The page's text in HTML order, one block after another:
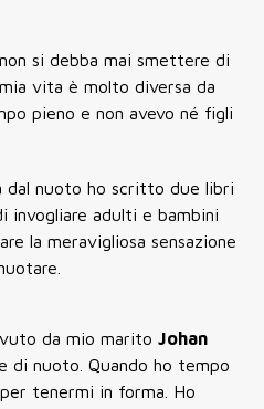
si debba mai smettere di
vita è molto diversa da
pieno e non avevo né figli
dal nuoto ho scritto due libri
invogliare adulti e bambini
la meravigliosa sensazione
da mio marito Johan
di nuoto. Quando ho tempo
tenermi in forma. Ho